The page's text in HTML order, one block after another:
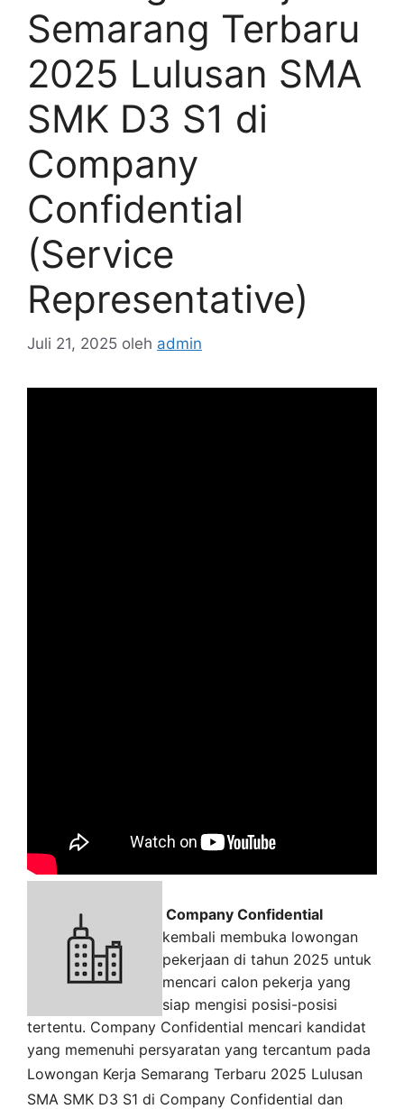
Semarang Terbaru
2025 Lulusan SMA
SMK D3 S1 di
Company
Confidential
(Service
Representative)
Juli 21, 2025 oleh admin
Company Confidential
kembali membuka lowongan
pekerjaan di tahun 2025 untuk
mencari calon pekerja yang
siap mengisi posisi-posisi
tertentu. Company Confidential mencari kandidat
yang memenuhi persyaratan yang tercantum pada
Lowongan Kerja Semarang Terbaru 2025 Lulusan
SMA SMK D3 S1 di Company Confidential dan